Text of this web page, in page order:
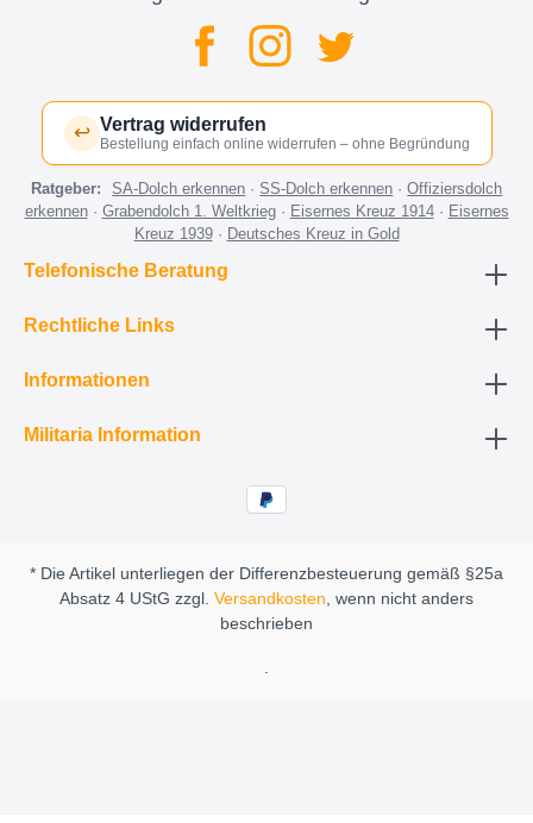
↩ Vertrag widerrufen
Bestellung einfach online widerrufen – ohne Begründung
Ratgeber: SA-Dolch erkennen ·SS-Dolch erkennen ·Offiziersdolch
erkennen· Grabendolch 1. Weltkrieg· Eisernes Kreuz 1914· Eisernes
Kreuz 1939· Deutsches Kreuz in Gold
Telefonische Beratung
Rechtliche Links
Informationen
Militaria Information
* Die Artikel unterliegen der Differenzbesteuerung gemäß §25a
Absatz 4 UStG zzgl. Versandkosten, wenn nicht anders
beschrieben
.